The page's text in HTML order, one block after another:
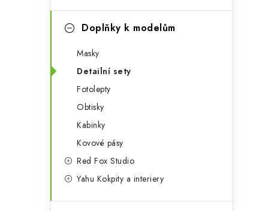
n
í
p
i
Doplňky k modelům
Masky
Detailní sety
Fotolepty
Obtisky
Kabinky
Kovové pásy
Red Fox Studio
Yahu Kokpity a interiery